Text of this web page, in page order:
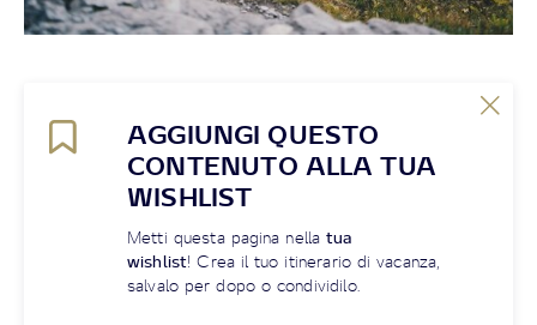
AGGIUNGI QUESTO
CONTENUTO ALLA TUA
WISHLIST
Metti questa pagina nellatua
wishlist! Crea il tuo itinerario di vacanza,
salvalo per dopo o condividilo.